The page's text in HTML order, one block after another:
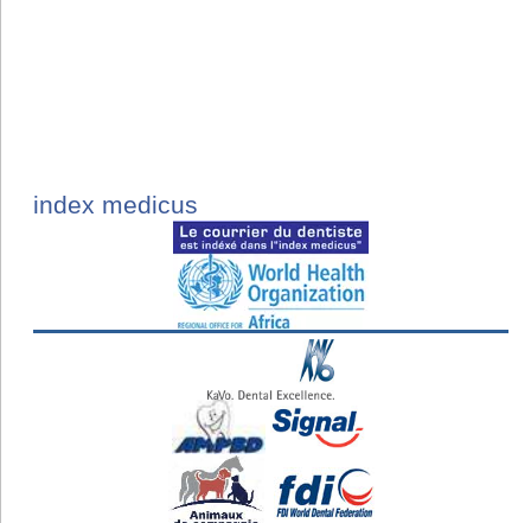
index medicus